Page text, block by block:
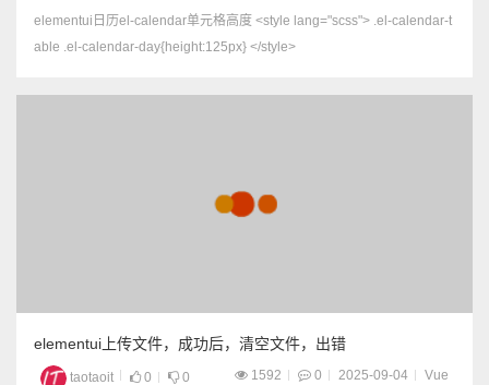
elementui日历el-calendar单元格高度 <style lang="scss"> .el-calendar-t
able .el-calendar-day{height:125px} </style>
elementui上传文件，成功后，清空文件，出错
taotaoit 0 0 1592 0 2025-09-04 Vue